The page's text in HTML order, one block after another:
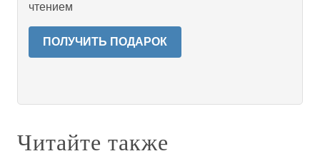
чтением
ПОЛУЧИТЬ ПОДАРОК
Читайте также